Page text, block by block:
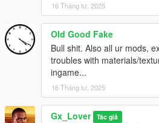
16 Tháng tư, 2025
Old Good Fake
Bull shit. Also all ur mods,
troubles with materials/
ingame...
16 Tháng tư, 2025
Gx_Lover Tác giả